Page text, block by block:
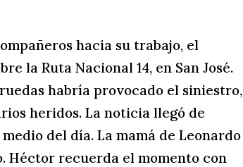
hacia su trabajo, el
la Ruta Nacional 14, en San José.
habría provocado el siniestro,
heridos. La noticia llegó de
del día. La mamá de Leonardo
Héctor recuerda el momento con